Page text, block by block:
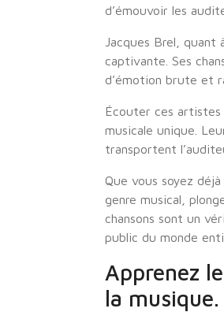
d’émouvoir les
Jacques Brel, quant
captivante. Ses
d’émotion brute et
Écouter ces artistes
musicale unique.
transportent
Que vous soyez
genre musical,
chansons sont un
public du monde
Apprenez
la musique.